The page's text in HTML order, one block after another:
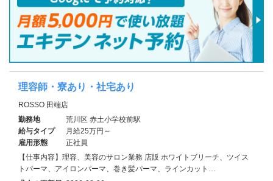
理容師・寮あり・社宅あり
ROSSO 田端店
勤務地
荒川区 赤土小学校前駅
給与タイプ
月給25万円～
雇用形態
正社員
【仕事内容】理容、美容のサロン業務 店販 ホワイトブリーチ、ツイス
トパーマ、アイロンパーマ、巻き髪パーマ、ラインカット…